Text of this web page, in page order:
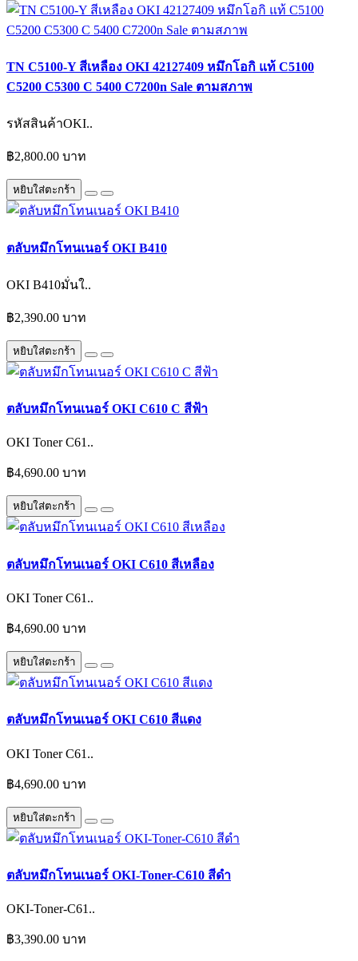
TN C5100-Y สีเหลือง OKI 42127409 หมึกโอกิ แท้ C5100
C5200 C5300 C 5400 C7200n Sale ตามสภาพ
รหัสสินค้าOKI..
฿2,800.00 บาท
หยิบใส่ตะกร้า
ตลับหมึกโทนเนอร์ OKI B410
OKI B410มั่นใ..
฿2,390.00 บาท
หยิบใส่ตะกร้า
ตลับหมึกโทนเนอร์ OKI C610 C สีฟ้า
OKI Toner C61..
฿4,690.00 บาท
หยิบใส่ตะกร้า
ตลับหมึกโทนเนอร์ OKI C610 สีเหลือง
OKI Toner C61..
฿4,690.00 บาท
หยิบใส่ตะกร้า
ตลับหมึกโทนเนอร์ OKI C610 สีแดง
OKI Toner C61..
฿4,690.00 บาท
หยิบใส่ตะกร้า
ตลับหมึกโทนเนอร์ OKI-Toner-C610 สีดำ
OKI-Toner-C61..
฿3,390.00 บาท